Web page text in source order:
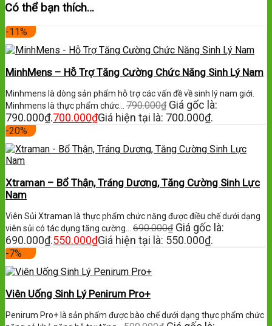
Có thể bạn thích…
-11%
MinhMens – Hỗ Trợ Tăng Cường Chức Năng Sinh Lý Nam
Minhmens là dòng sản phẩm hỗ trợ các vấn đề về sinh lý nam giới.
Minhmens là thực phẩm chức… 790.000₫ Giá gốc là:
790.000₫.700.000₫Giá hiện tại là: 700.000₫.
-20%
Xtraman – Bổ Thận, Tráng Dương, Tăng Cường Sinh Lực
Nam
Viên Sủi Xtraman là thực phẩm chức năng được điều chế dưới dạng
viên sủi có tác dụng tăng cường… 690.000₫ Giá gốc là:
690.000₫.550.000₫Giá hiện tại là: 550.000₫.
-7%
Viên Uống Sinh Lý Penirum Pro+
Penirum Pro+ là sản phẩm được bào chế dưới dạng thực phẩm chức